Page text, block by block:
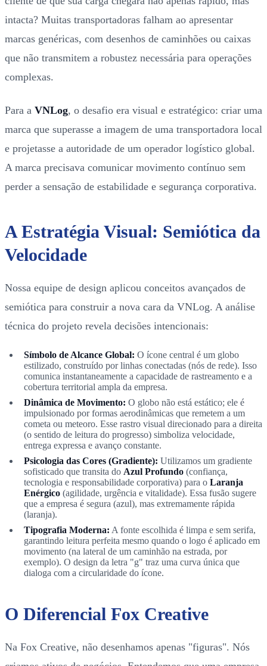
intacta? Muitas transportadoras falham ao apresentar
marcas genéricas, com desenhos de caminhões ou caixas
que não transmitem a robustez necessária para operações
complexas.
Para a VNLog, o desafio era visual e estratégico: criar uma
marca que superasse a imagem de uma transportadora local
e projetasse a autoridade de um operador logístico global.
A marca precisava comunicar movimento contínuo sem
perder a sensação de estabilidade e segurança corporativa.
A Estratégia Visual: Semiótica da
Velocidade
Nossa equipe de design aplicou conceitos avançados de
semiótica para construir a nova cara da VNLog. A análise
técnica do projeto revela decisões intencionais:
Símbolo de Alcance Global: O ícone central é um globo
estilizado, construído por linhas conectadas (nós de rede). Isso
comunica instantaneamente a capacidade de rastreamento e a
cobertura territorial ampla da empresa.
Dinâmica de Movimento: O globo não está estático; ele é
impulsionado por formas aerodinâmicas que remetem a um
cometa ou meteoro. Esse rastro visual direcionado para a direita
(o sentido de leitura do progresso) simboliza velocidade,
entrega expressa e avanço constante.
Psicologia das Cores (Gradiente): Utilizamos um gradiente
sofisticado que transita do Azul Profundo (confiança,
tecnologia e responsabilidade corporativa) para o Laranja
Enérgico (agilidade, urgência e vitalidade). Essa fusão sugere
que a empresa é segura (azul), mas extremamente rápida
(laranja).
Tipografia Moderna: A fonte escolhida é limpa e sem serifa,
garantindo leitura perfeita mesmo quando o logo é aplicado em
movimento (na lateral de um caminhão na estrada, por
exemplo). O design da letra "g" traz uma curva única que
dialoga com a circularidade do ícone.
O Diferencial Fox Creative
Na Fox Creative, não desenhamos apenas "figuras". Nós